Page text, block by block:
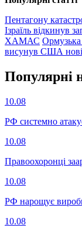
Пентагону
Ізраїль відкинув
ХАМАС Ормузька
висунув США
Популярнi
10.08
РФ системно
10.08
Правоохоронці
10.08
РФ нарощує
10.08